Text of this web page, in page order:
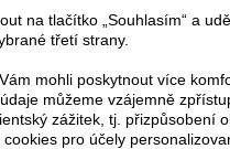
placeného informačního
bez jakýchkoliv
komentáře a horké
terminálovou metodou
a v plné verzi.
na tlačítko „Souhlasím“ a
třetí strany.
mohli poskytnout více
můžeme vzájemně
zážitek, tj. přizpůsobení
pro účely